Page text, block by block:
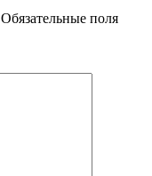
Обязательные поля